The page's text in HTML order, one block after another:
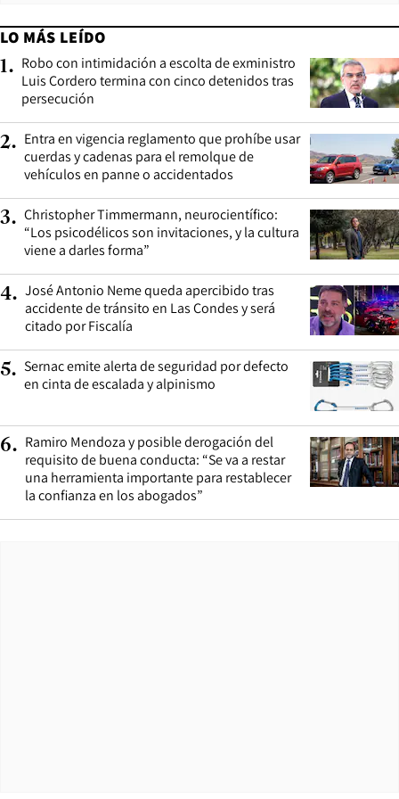
LO MÁS LEÍDO
1. Robo con intimidación a escolta de exministro
Luis Cordero termina con cinco detenidos tras
persecución
2. Entra en vigencia reglamento que prohíbe usar
cuerdas y cadenas para el remolque de
vehículos en panne o accidentados
3. Christopher Timmermann, neurocientífico:
“Los psicodélicos son invitaciones, y la cultura
viene a darles forma”
4. José Antonio Neme queda apercibido tras
accidente de tránsito en Las Condes y será
citado por Fiscalía
5. Sernac emite alerta de seguridad por defecto
en cinta de escalada y alpinismo
6. Ramiro Mendoza y posible derogación del
requisito de buena conducta: “Se va a restar
una herramienta importante para restablecer
la confianza en los abogados”